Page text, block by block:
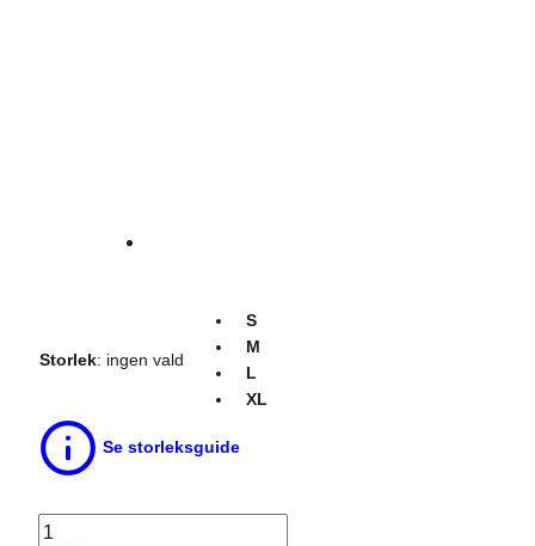
Storlek: ingen vald
S
M
L
XL
Se storleksguide
Undertröja